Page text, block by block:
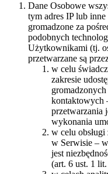
Dane Osobowe
tym adres IP lub
gromadzone za
podobnych
Użytkownikami (tj.
przetwarzane są
w celu
zakresie
kontaktowych
przetwarzania
wykonania
w celu
w Serwisie –
jest
(art. 6 ust. 1